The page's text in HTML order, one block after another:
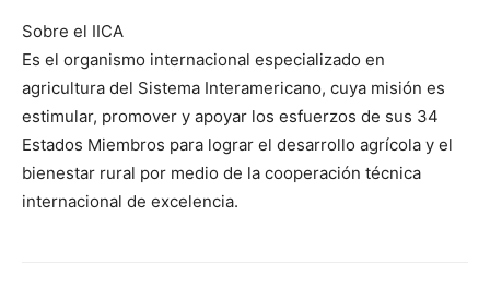
Sobre el IICA
Es el organismo internacional especializado en
agricultura del Sistema Interamericano, cuya misión es
estimular, promover y apoyar los esfuerzos de sus 34
Estados Miembros para lograr el desarrollo agrícola y el
bienestar rural por medio de la cooperación técnica
internacional de excelencia.